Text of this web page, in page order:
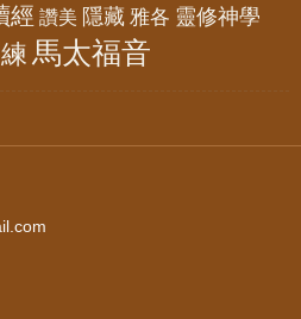
經 讚美 隱藏 雅各 靈修神學
馬太福音